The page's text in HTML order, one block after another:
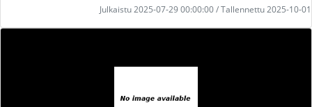
Julkaistu 2025-07-29 00:00:00 / Tallennettu 2025-10-01